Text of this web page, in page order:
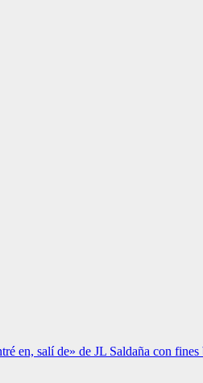
en, salí de» de JL Saldaña con fines